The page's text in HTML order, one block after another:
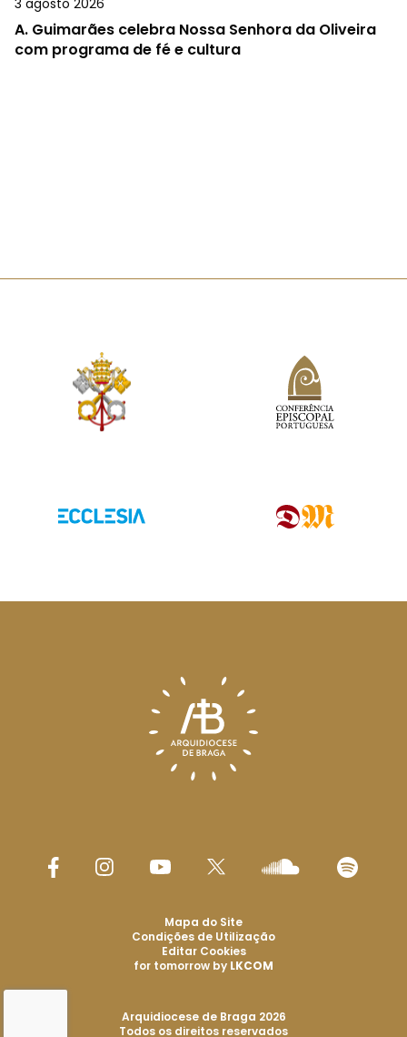
3 agosto 2026
A. Guimarães celebra Nossa Senhora da Oliveira
com programa de fé e cultura
Arquidiocese de Braga 2026
Todos os direitos reservados
Mapa do Site
Condições de Utilização
Editar Cookies
for tomorrow by LKCOM